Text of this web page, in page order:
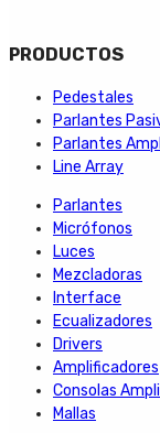
PRODUCTOS
Pedestales
Parlantes
Parlantes
Line Array
Parlantes
Micrófonos
Luces
Mezcladoras
Interface
Ecualizadores
Drivers
Amplificadores
Consolas
Mallas